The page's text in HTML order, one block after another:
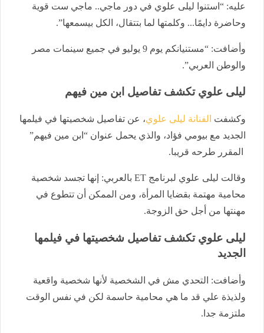
عليه: “استنوا ليلى علوي في دور ماجي.. ماجي ست قوية
وحاضرة دايمًا... وكلمتها لما بتتقال، الكل بيسمعها”.
وأضافت: “مستنيانكم يوم 9 يوليو في جميع سينمات مصر
والوطن العربي”.
ليلى علوي تكشف تفاصيل ابن مين فيهم
وكشفت الفنانة ليلى علوي، عن تفاصيل شخصيتها في فيلمها
الجديد مع بيومي فؤاد، والذي يحمل عنوان “ابن مين فيهم”
المقرر طرحه قريبا.
وقالت ليلى علوي لبرنامج ET بالعربي: إنها تجسد شخصية
محامية مهتمة بقضايا المرأة، ومن الممكن أن تتطوع في
مهنتها من أجل حق الزوجة.
ليلى علوي تكشف تفاصيل شخصيتها في فيلمها
الجديد
وأضافت: التحدي مش في الشخصية لأنها شخصية واقعية
ولذيذة علي قد ما هي محامية حاسمة لكن في نفس الوقت
ملتزمة جدا.